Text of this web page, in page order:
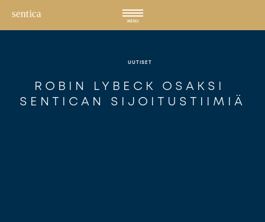
sisältöön
MENU
ROBIN LYBECK OSAKSI
SENTICAN SIJOITUSTIIMIÄ
UUTISET